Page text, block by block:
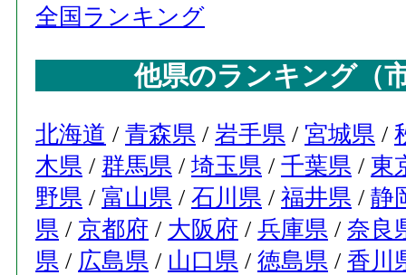
全国ランキング
他県のランキング（
北海道 / 青森県 / 岩手県 / 宮城県 /
木県 / 群馬県 / 埼玉県 / 千葉県 / 東
野県 / 富山県 / 石川県 / 福井県 / 静
県 / 京都府 / 大阪府 / 兵庫県 / 奈良
県 / 広島県 / 山口県 / 徳島県 / 香川